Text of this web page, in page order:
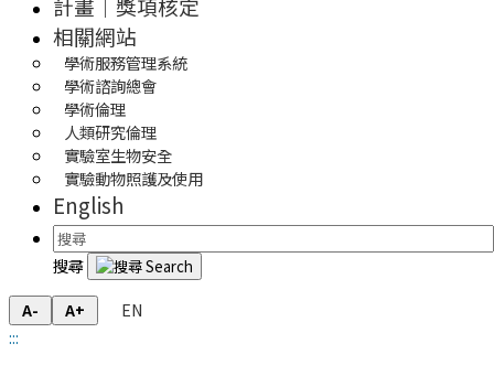
計畫｜獎項核定
相關網站
學術服務管理系統
學術諮詢總會
學術倫理
人類研究倫理
實驗室生物安全
實驗動物照護及使用
English
搜尋
A- A+
EN
:::